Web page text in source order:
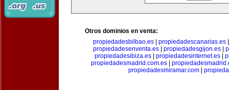
Otros dominios en venta:
propiedadesbilbao.es| propiedadescanarias.es
propiedadesenventa.es
propiedadesgijon.es
propiedadesibiza.es
propiedadesinternet.es
propiedadesmadrid.com.es
propiedadesmiramar.com